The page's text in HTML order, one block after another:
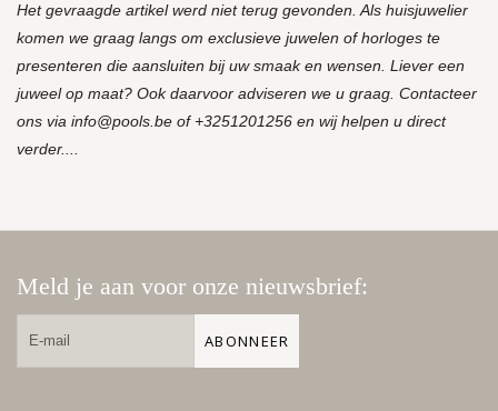
Het gevraagde artikel werd niet terug gevonden. Als huisjuwelier
komen we graag langs om exclusieve juwelen of horloges te
presenteren die aansluiten bij uw smaak en wensen. Liever een
juweel op maat? Ook daarvoor adviseren we u graag. Contacteer
ons via info@pools.be of +3251201256 en wij helpen u direct
verder....
Meld je aan voor onze nieuwsbrief:
ABONNEER